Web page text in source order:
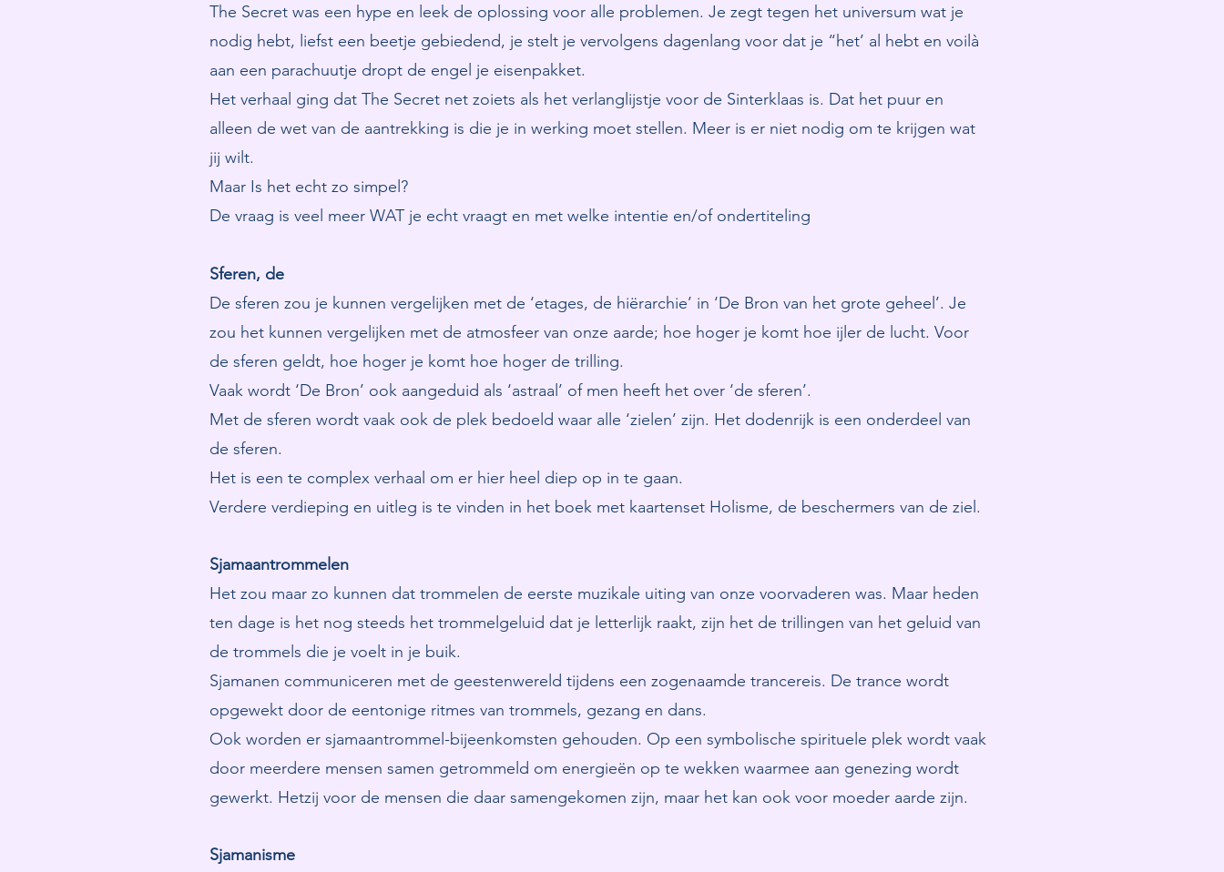
The Secret was een hype en leek de oplossing voor alle problemen. Je zegt tegen het universum wat je
nodig hebt, liefst een beetje gebiedend, je stelt je vervolgens dagenlang voor dat je “het’ al hebt en voilà
aan een parachuutje dropt de engel je eisenpakket.
Het verhaal ging dat The Secret net zoiets als het verlanglijstje voor de Sinterklaas is. Dat het puur en
alleen de wet van de aantrekking is die je in werking moet stellen. Meer is er niet nodig om te krijgen wat
jij wilt.
Maar Is het echt zo simpel?
De vraag is veel meer WAT je echt vraagt en met welke intentie en/of ondertiteling
Sferen, de
De sferen zou je kunnen vergelijken met de ‘etages, de hiërarchie’ in ‘De Bron van het grote geheel’. Je
zou het kunnen vergelijken met de atmosfeer van onze aarde; hoe hoger je komt hoe ijler de lucht. Voor
de sferen geldt, hoe hoger je komt hoe hoger de trilling.
Vaak wordt ‘De Bron’ ook aangeduid als ‘astraal’ of men heeft het over ‘de sferen’.
Met de sferen wordt vaak ook de plek bedoeld waar alle ‘zielen’ zijn. Het dodenrijk is een onderdeel van
de sferen.
Het is een te complex verhaal om er hier heel diep op in te gaan.
Verdere verdieping en uitleg is te vinden in het boek met kaartenset Holisme, de beschermers van de ziel.
Sjamaantrommelen
Het zou maar zo kunnen dat trommelen de eerste muzikale uiting van onze voorvaderen was. Maar heden
ten dage is het nog steeds het trommelgeluid dat je letterlijk raakt, zijn het de trillingen van het geluid van
de trommels die je voelt in je buik.
Sjamanen communiceren met de geestenwereld tijdens een zogenaamde trancereis. De trance wordt
opgewekt door de eentonige ritmes van trommels, gezang en dans.
Ook worden er sjamaantrommel-bijeenkomsten gehouden. Op een symbolische spirituele plek wordt vaak
door meerdere mensen samen getrommeld om energieën op te wekken waarmee aan genezing wordt
gewerkt. Hetzij voor de mensen die daar samengekomen zijn, maar het kan ook voor moeder aarde zijn.
Sjamanisme